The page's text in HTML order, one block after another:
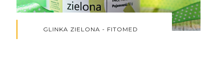
GLINKA ZIELONA - FITOMED